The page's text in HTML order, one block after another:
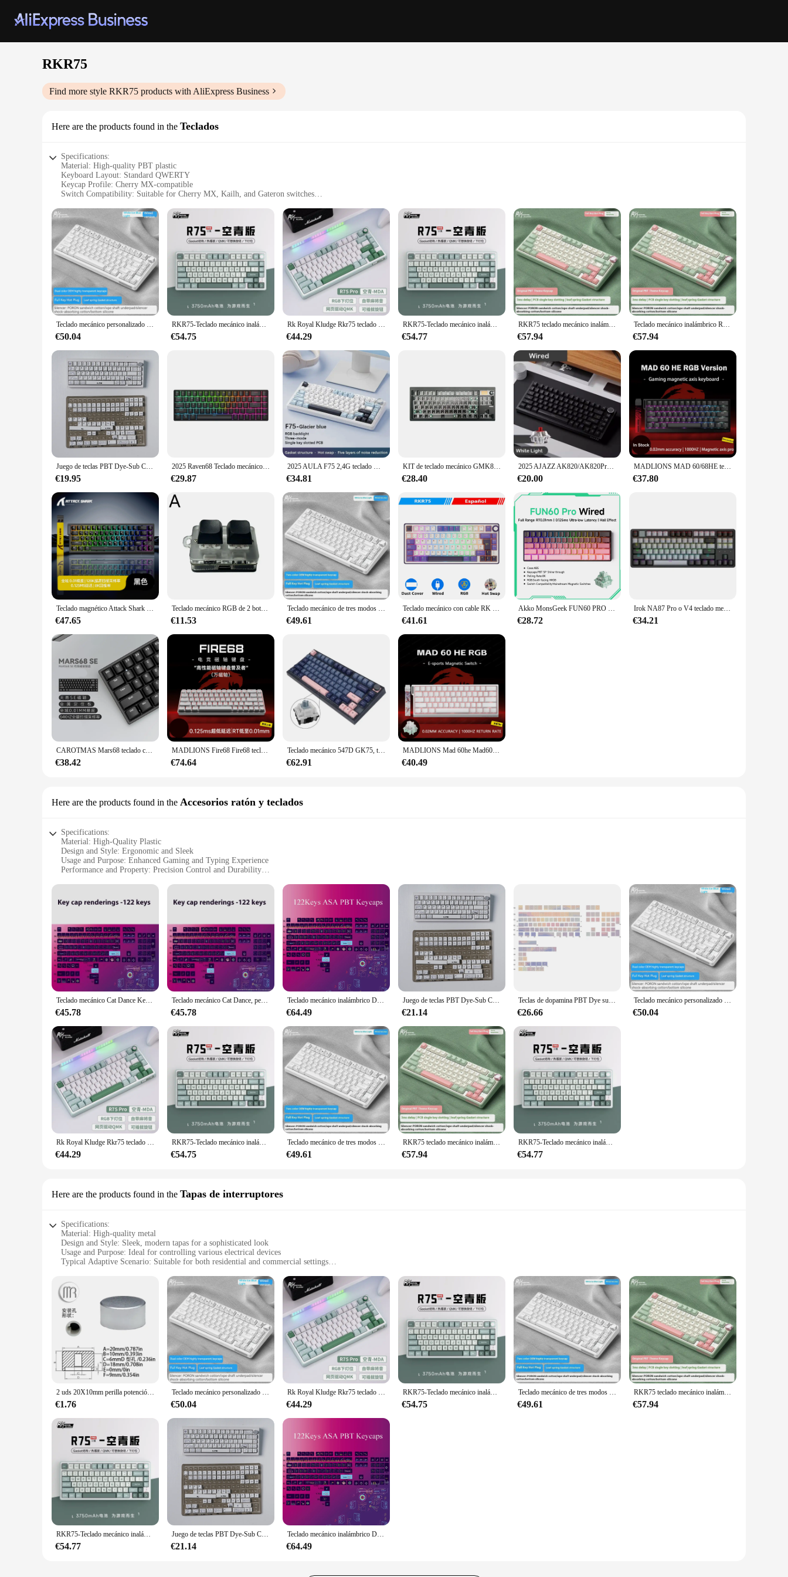
RKR75
Find more style RKR75 products with AliExpress Business
Here are the products found in the Teclados
Specifications:
Material: High-quality PBT plastic
Keyboard Layout: Standard QWERTY
Keycap Profile: Cherry MX-compatible
Switch Compatibility: Suitable for Cherry MX, Kailh, and Gateron switches
Color Options: Available in multiple vibrant colors
Features:
**Premium Construction and Compatibility**
The RKR75 Teclados keyboard stands out with its superior construction using high-quality PBT plastic, known for its durability and resistance to wear. The full set of 104 keys ensures a
comprehensive typing experience, while the Cherry MX-compatible keycap profile offers a comfortable typing experience for users accustomed to Cherry MX switches. Whether you prefer the tactile
feedback of Cherry MX, the smooth operation of Kailh, or the speed of Gateron switches, the RKR75 keyboard is designed to accommodate your preference, making it a versatile choice for any user.
**Vibrant Aesthetics and Customization**
The RKR75 Teclados keyboard is not just about functionality; it's also about style. Available in a variety of vibrant colors, this keyboard allows users to personalize their typing experience and match
their setup's aesthetic. The full set of 104 keys ensures that all the necessary keys are present, making it a complete solution for your typing needs. The RKR75 keyboard is an excellent choice for
gamers, typists, and anyone who appreciates a stylish and functional keyboard.
**Ease of Use and Wholesale Options**
Cherry MX, Kailh, and Gateron switches caters to a wide range of preferences. For vendors and suppliers looking to offer a high-quality keyboard to their customers, the RKR75 keyboard is an
excellent choice. With its competitive pricing and wholesale options, it's a product that can be sold at a profit, making it an attractive addition to any retailer's inventory.
Teclado mecánico personalizado Rkr75, inalámbrico, Bluetooth 2,4g, estructura de junta trimodo, 75% juegos de asignación, Teclados mecánicos
€50.04
RKR75-Teclado mecánico inalámbrico con Bluetooth, dispositivo de tres modos, retroiluminación RGB personalizada, intercambio en caliente, PBT, teclado para juegos de PC, diseño 75%
€54.75
Rk Royal Kludge Rkr75 teclado Mechaincial 81 teclas junta de tres modos 2,4g teclado inalámbrico para juegos Rgb accesorios de intercambio en caliente para Pc
€44.29
RKR75-Teclado mecánico inalámbrico con Bluetooth, dispositivo con retroiluminación RGB, 3 modos, PBT 75%, diseño personalizado, para juegos de PC
€54.77
RKR75 teclado mecánico inalámbrico personalizado Bluetooth tres modos junta intercambiable en caliente RGB periféricos de ordenador de oficina para juegos
€57.94
Teclado mecánico inalámbrico RKR75 personalizado, Bluetooth, tres modos, junta, intercambiable en caliente, RGB, juegos, oficina, periféricos de ordenador
€57.94
Juego de teclas PBT Dye-Sub Canyon para teclado mecánico, teclas blancas concisas, diseño Alice, 7U Space Key royal kludge rkr75, 142 teclas
€19.95
2025 Raven68 Teclado mecánico de eje magnético con cable intercambiable en caliente, tasa de retorno de 8K, rango de teclas personalizado, juegos deportivos electrónicos
€29.87
2025 AULA F75 2,4G teclado mecánico inalámbrico/Bluetooth/con cable para juegos RGB personalizado 75% diseño OEM estructura de junta de perfil
€34.81
KIT de teclado mecánico GMK87 2025 con pantalla de visualización, estructura de junta retroiluminada RGB, teclado de intercambio en caliente para juegos a través personalizado
€28.40
2025 AJAZZ AK820/AK820Pro Teclado mecánico pantalla TFT perilla multifuncional teclado para juegos con cable/2,4 GHz/BT conectar PC
€20.00
MADLIONS MAD 60/68HE teclado con interruptor magnético para juegos tecla con cable unidad Web personalizado 8K 61/68 retorno RT golpe de tecla ajustable intercambio en caliente
€37.80
Teclado magnético Attack Shark X68 HE, Topo mecánico con cable RGB para juegos, teclas topográficas RT de 8KHz, 0,125 Ms, HIFI, 8000 HZ, 0,125 Ms
€47.65
Teclado mecánico RGB de 2 botones, teclas Bluetooth intercambiables en caliente, atajo 2,4G, deportes electrónicos, Mini tecla inalámbrica personalizada para juegos de 3 modos Z3S3
€11.53
Teclado mecánico de tres modos Rkr75, estructura personalizada, efectos de iluminación Rgb geniales, juegos y oficina ranurados de una sola tecla de 1,2 mm
€49.61
Teclado mecánico con cable RK Royal Kludge R75, 80 teclas, retroiluminado RGB, intercambiable en caliente, teclado para jugadores español, teclas MDA PBT
€41.61
Akko MonsGeek FUN60 PRO y MAX HE teclado mecánico interruptor magnético 60% teclado inalámbrico para juegos disparo rápido 8K teclado personalizado
€28.72
Irok NA87 Pro o V4 teclado mecánico con interruptor magnético RGB RT0.04mm 8K intercambiable en caliente teclado para juegos por cable personalizado regalos de juego
€34.21
CAROTMAS Mars68 teclado con interruptor magnético teclado de modo Dual inalámbrico 8000Hz 0.01RT teclado para juegos accesorios personalizados para PC
€38.42
MADLIONS Fire68 Fire68 teclado con interruptor magnético ultra 8K teclado para juegos por cable disparador RT0.01mm accesorios de teclado personalizados rápidos
€74.64
Teclado mecánico 547D GK75, teclados retroiluminados RGB para juegos, interruptor óptico Gateron
€62.91
MADLIONS Mad 60he Mad60HE Mad 68HE Teclado mecánico interruptor magnético con cable intercambio en caliente 8K tasa de orolling teclado para juegos personalizado
€40.49
Here are the products found in the Accesorios ratón y teclados
Specifications:
Material: High-Quality Plastic
Design and Style: Ergonomic and Sleek
Usage and Purpose: Enhanced Gaming and Typing Experience
Performance and Property: Precision Control and Durability
Parts and Accessories: Includes Mouse and Keyboard Sets
Features:
**Enhanced Gaming and Typing Experience**
The RKR75 Accessories set is designed to elevate your gaming and typing experience. The ergonomic design ensures comfort during extended periods of use, while the sleek aesthetics add a touch of
style to your setup. The precision control provided by the mouse and keyboard sets allows for accurate movements and quick response times, making it ideal for gamers and professionals alike.
**Durable and Reliable**
Crafted from high-quality plastic, the RKR75 Accessories are built to last. The durability of the set ensures that it can withstand the rigors of daily use, whether you're an avid gamer or a professional
in need of reliable input devices. The set's performance and property are designed to provide consistent performance, ensuring that you can focus on your tasks without worrying about your equipment.
**Portable and Versatile**
set's lightweight design allows for easy transportation. The inclusion of both a mouse and keyboard set means you have everything you need to enhance your computing experience, wherever you go.
Teclado mecánico Cat Dance Keycap, personalización PBT, transparente, doble cuero, leche, 87 RKR75, hermosasciones de teclado de escritorio
€45.78
Teclado mecánico Cat Dance, personalización de teclado PBT, transparente, doble cuero, leche, 87 RKR75, embellecedores de teclado de escritorio
€45.78
Teclado mecánico inalámbrico Dance Cat Hertz Cyberpunk 87 108 RKR75, 60% teclas, ASA retroiluminada, personalización de altura, 122 teclas
€64.49
Juego de teclas PBT Dye-Sub Canyon para teclado mecánico, teclas blancas concisas, diseño Alice, 7U Space Key royal kludge rkr75, 142 teclas
€21.14
Teclas de dopamina PBT Dye subcama, 129 teclas, perfil de cereza para interruptores MX, Teclado mecánico, Wooting A75 royal kludge rkr75
€26.66
Teclado mecánico personalizado Rkr75, inalámbrico, Bluetooth 2,4g, estructura de junta trimodo, 75% juegos de asignación, Teclados mecánicos
€50.04
Rk Royal Kludge Rkr75 teclado Mechaincial 81 teclas junta de tres modos 2,4g teclado inalámbrico para juegos Rgb accesorios de intercambio en caliente para Pc
€44.29
RKR75-Teclado mecánico inalámbrico con Bluetooth, dispositivo de tres modos, retroiluminación RGB personalizada, intercambio en caliente, PBT, teclado para juegos de PC, diseño 75%
€54.75
Teclado mecánico de tres modos Rkr75, estructura personalizada, efectos de iluminación Rgb geniales, juegos y oficina ranurados de una sola tecla de 1,2 mm
€49.61
RKR75 teclado mecánico inalámbrico personalizado Bluetooth tres modos junta intercambiable en caliente RGB periféricos de ordenador de oficina para juegos
€57.94
RKR75-Teclado mecánico inalámbrico con Bluetooth, dispositivo con retroiluminación RGB, 3 modos, PBT 75%, diseño personalizado, para juegos de PC
€54.77
Here are the products found in the Tapas de interruptores
Specifications:
Material: High-quality metal
Design and Style: Sleek, modern tapas for a sophisticated look
Usage and Purpose: Ideal for controlling various electrical devices
Typical Adaptive Scenario: Suitable for both residential and commercial settings
Performance and Property: Durable and reliable, designed for long-term use
Features:
**Enhanced Aesthetics and Functionality**
The RKR75 Tapas de interruptores are not just another set of switches; they are a testament to style and functionality. With their sleek design, these switches seamlessly blend into any interior decor,
adding a touch of elegance to your home or office. The modern tapas are designed to complement a variety of settings, from minimalist to contemporary, making them a versatile choice for any
decorator or DIY enthusiast.
**Reliable and Easy to Install**
Crafted from high-quality metal, these switches are built to last. They are designed for easy installation, ensuring a hassle-free process for both professionals and homeowners. The RKR75 Tapas de
interruptores are not only reliable but also durable, withstanding the test of time and frequent use. Whether you're upgrading your existing switches or starting from scratch, these switches are a smart
**Adaptable and Convenient**
wide range of applications, from lighting control to appliance management, and can be used in both residential and commercial settings. The adaptability of these switches makes them an excellent
choice for vendors, suppliers, and wholesalers looking to provide a complete solution for their customers.
2 uds 20X10mm perilla potenciómetro de aleación de aluminio para rkr75 hs75t VG Nn75pro Rakaze kw75s, teclado mecánico barato donkey rs2 3
€1.76
Teclado mecánico personalizado Rkr75, inalámbrico, Bluetooth 2,4g, estructura de junta trimodo, 75% juegos de asignación, Teclados mecánicos
€50.04
Rk Royal Kludge Rkr75 teclado Mechaincial 81 teclas junta de tres modos 2,4g teclado inalámbrico para juegos Rgb accesorios de intercambio en caliente para Pc
€44.29
RKR75-Teclado mecánico inalámbrico con Bluetooth, dispositivo de tres modos, retroiluminación RGB personalizada, intercambio en caliente, PBT, teclado para juegos de PC, diseño 75%
€54.75
Teclado mecánico de tres modos Rkr75, estructura personalizada, efectos de iluminación Rgb geniales, juegos y oficina ranurados de una sola tecla de 1,2 mm
€49.61
RKR75 teclado mecánico inalámbrico personalizado Bluetooth tres modos junta intercambiable en caliente RGB periféricos de ordenador de oficina para juegos
€57.94
RKR75-Teclado mecánico inalámbrico con Bluetooth, dispositivo con retroiluminación RGB, 3 modos, PBT 75%, diseño personalizado, para juegos de PC
€54.77
Juego de teclas PBT Dye-Sub Canyon para teclado mecánico, teclas blancas concisas, diseño Alice, 7U Space Key royal kludge rkr75, 142 teclas
€21.14
Teclado mecánico inalámbrico Dance Cat Hertz Cyberpunk 87 108 RKR75, 60% teclas, ASA retroiluminada, personalización de altura, 122 teclas
€64.49